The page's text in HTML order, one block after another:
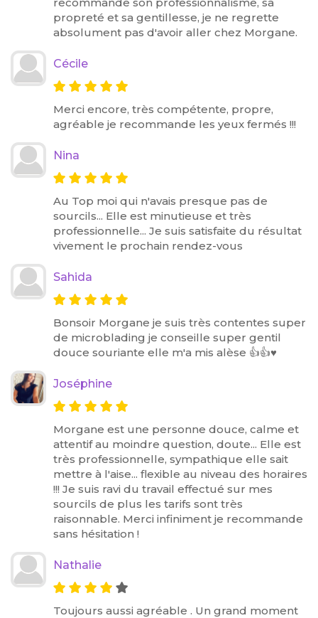
propreté et sa gentillesse, je ne regrette
absolument pas d'avoir aller chez Morgane.
Cécile
Merci encore, très compétente, propre,
agréable je recommande les yeux fermés !!!
Nina
Au Top moi qui n'avais presque pas de
sourcils... Elle est minutieuse et très
professionnelle... Je suis satisfaite du résultat
vivement le prochain rendez-vous
Sahida
Bonsoir Morgane je suis très contentes super
de microblading je conseille super gentil
douce souriante elle m'a mis alèse 👍👍♥️
Joséphine
Morgane est une personne douce, calme et
attentif au moindre question, doute... Elle est
très professionnelle, sympathique elle sait
mettre à l'aise... flexible au niveau des horaires
!!! Je suis ravi du travail effectué sur mes
sourcils de plus les tarifs sont très
raisonnable. Merci infiniment je recommande
sans hésitation !
Nathalie
Toujours aussi agréable . Un grand moment